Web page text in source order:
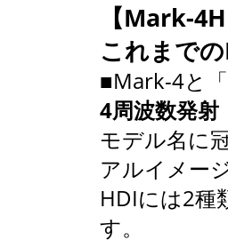
【Mark-
これまで
■Mark-4と
4周波数発
モデル名に
アルイメー
HDIには2種
す。